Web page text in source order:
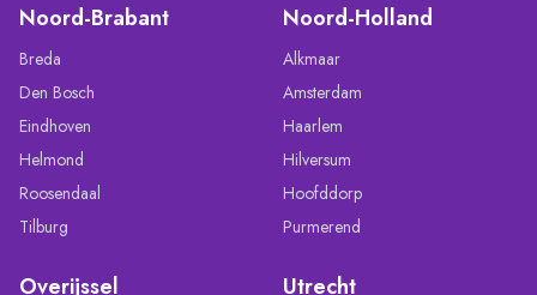
Noord-Brabant
Breda
Den Bosch
Eindhoven
Helmond
Roosendaal
Tilburg
Noord-Holland
Alkmaar
Amsterdam
Haarlem
Hilversum
Hoofddorp
Purmerend
Overijssel Utrecht